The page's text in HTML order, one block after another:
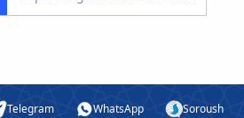
Telegram WhatsApp Soroush